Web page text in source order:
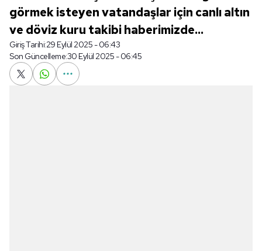
görmek isteyen vatandaşlar için canlı altın
ve döviz kuru takibi haberimizde...
Giriş Tarihi:29 Eylül 2025 - 06:43
Son Güncelleme:30 Eylül 2025 - 06:45